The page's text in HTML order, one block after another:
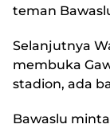
teman
Selanjutnya
membuka
stadion, ada
Bawaslu